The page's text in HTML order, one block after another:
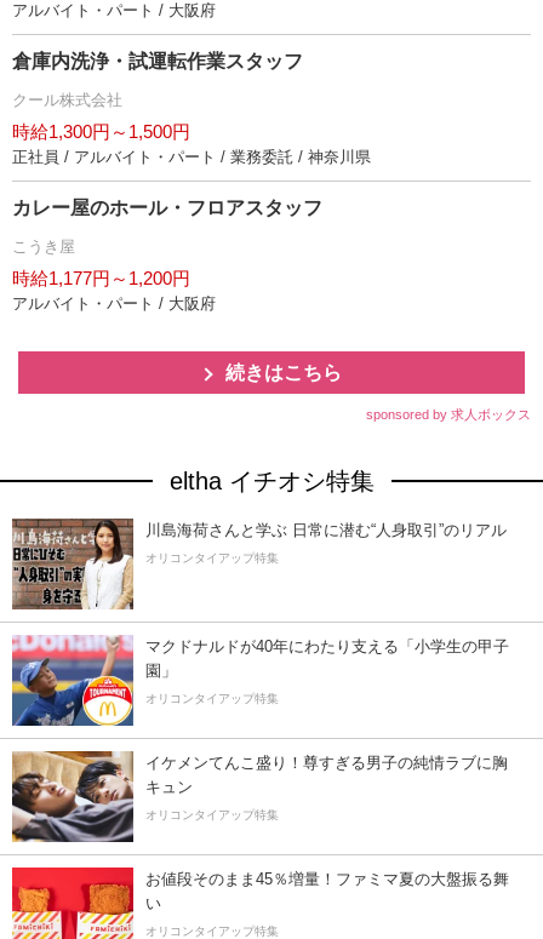
アルバイト・パート / 大阪府
倉庫内洗浄・試運転作業スタッフ
クール株式会社
時給1,300円～1,500円
正社員 / アルバイト・パート / 業務委託 / 神奈川県
カレー屋のホール・フロアスタッフ
こうき屋
時給1,177円～1,200円
アルバイト・パート / 大阪府
続きはこちら
sponsored by 求人ボックス
eltha イチオシ特集
川島海荷さんと学ぶ 日常に潜む“人身取引”のリアル
オリコンタイアップ特集
マクドナルドが40年にわたり支える「小学生の甲子
園」
オリコンタイアップ特集
イケメンてんこ盛り！尊すぎる男子の純情ラブに胸
キュン
オリコンタイアップ特集
お値段そのまま45％増量！ファミマ夏の大盤振る舞
い
オリコンタイアップ特集